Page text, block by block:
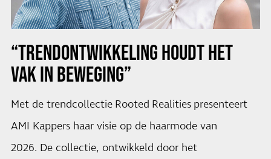
“TRENDONTWIKKELING HOUDT HET
VAK IN BEWEGING”
Met de trendcollectie Rooted Realities presenteert
AMI Kappers haar visie op de haarmode van
2026. De collectie, ontwikkeld door het